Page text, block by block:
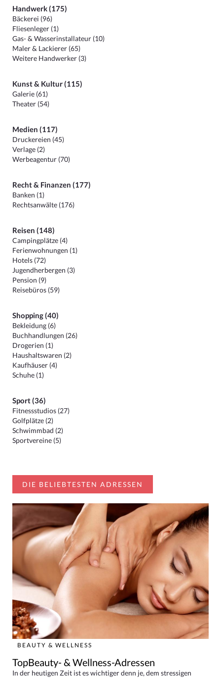
Handwerk (175)
Bäckerei (96)
Fliesenleger (1)
Gas- & Wasserinstallateur (10)
Maler & Lackierer (65)
Weitere Handwerker (3)
Kunst & Kultur (115)
Galerie (61)
Theater (54)
Medien (117)
Druckereien (45)
Verlage (2)
Werbeagentur (70)
Recht & Finanzen (177)
Banken (1)
Rechtsanwälte (176)
Reisen (148)
Campingplätze (4)
Ferienwohnungen (1)
Hotels (72)
Jugendherbergen (3)
Pension (9)
Reisebüros (59)
Shopping (40)
Bekleidung (6)
Buchhandlungen (26)
Drogerien (1)
Haushaltswaren (2)
Kaufhäuser (4)
Schuhe (1)
Sport (36)
Fitnessstudios (27)
Golfplätze (2)
Schwimmbad (2)
Sportvereine (5)
DIE BELIEBTESTEN ADRESSEN
BEAUTY & WELLNESS
TopBeauty- & Wellness-Adressen
In der heutigen Zeit ist es wichtiger denn je, dem stressigen